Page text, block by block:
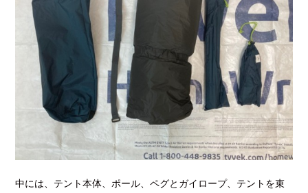
中には、テント本体、ポール、ペグとガイロープ、テントを束